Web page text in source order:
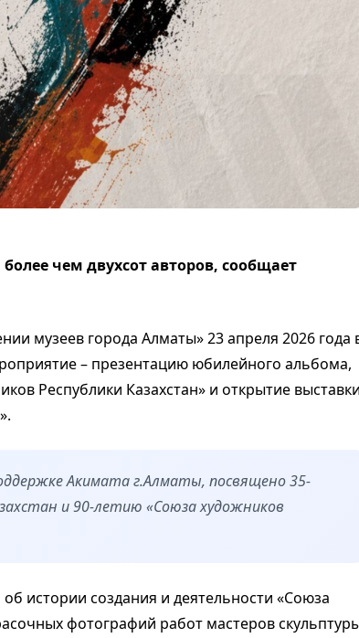
чем двухсот авторов, сообщает
музеев города Алматы» 23 апреля 2026 года
– презентацию юбилейного альбома,
Республики Казахстан» и открытие выставки
Акимата г.Алматы, посвящено 35-
и 90-летию «Союза художников
истории создания и деятельности «Союза
фотографий работ мастеров